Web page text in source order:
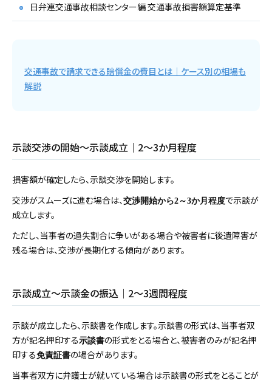
日弁連交通事故相談センター編 交通事故損害額算定基準
交通事故で請求できる賠償金の費目とは｜ケース別の相場も
解説
示談交渉の開始～示談成立｜2～3か月程度
損害額が確定したら、示談交渉を開始します。
交渉がスムーズに進む場合は、交渉開始から2～3か月程度で示談が
成立します。
ただし、当事者の過失割合に争いがある場合や被害者に後遺障害が
残る場合は、交渉が長期化する傾向があります。
示談成立～示談金の振込｜2～3週間程度
示談が成立したら、示談書を作成します。示談書の形式は、当事者双
方が記名押印する示談書の形式をとる場合と、被害者のみが記名押
印する免責証書の場合があります。
当事者双方に弁護士が就いている場合は示談書の形式をとることが